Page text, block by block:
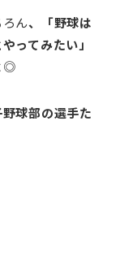
ん、「野球は
ってみたい」
◎
球部の選手た